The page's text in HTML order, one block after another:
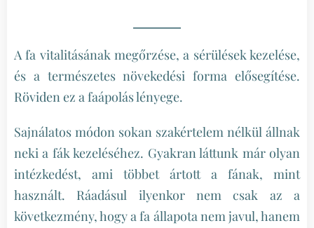
A fa vitalitásának megőrzése, a sérülések kezelése,
és a természetes növekedési forma elősegítése.
Röviden ez a faápolás lényege.
Sajnálatos módon sokan szakértelem nélkül állnak
neki a fák kezeléséhez. Gyakran láttunk már olyan
intézkedést, ami többet ártott a fának, mint
használt. Ráadásul ilyenkor nem csak az a
következmény, hogy a fa állapota nem javul, hanem